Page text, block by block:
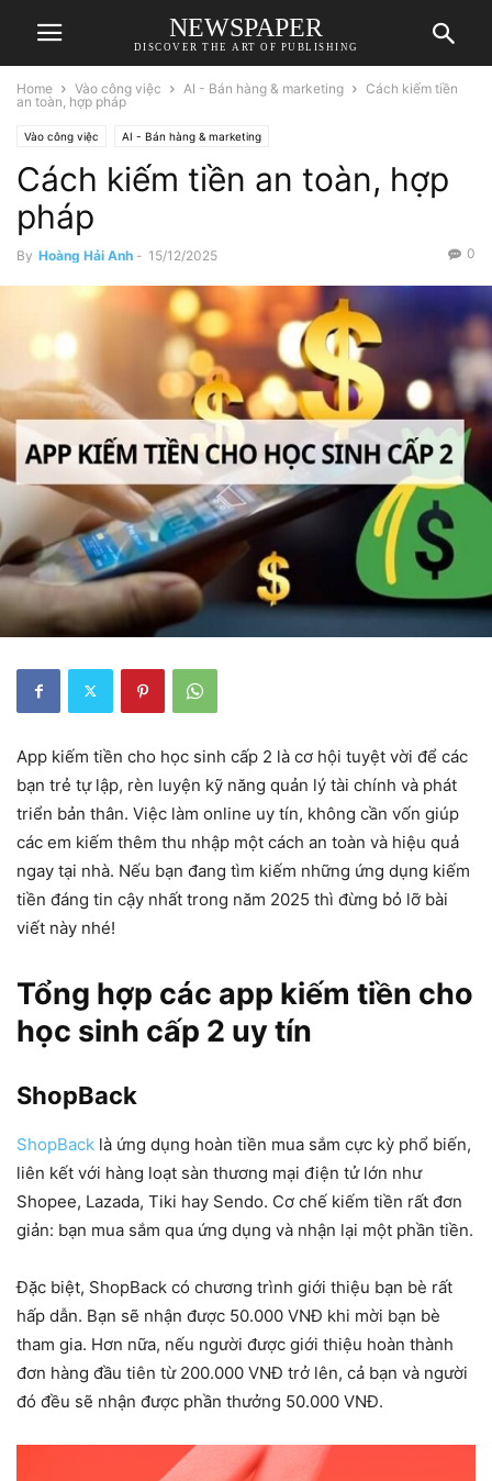
NEWSPAPER
DISCOVER THE ART OF PUBLISHING
Home Vào công việc AI - Bán hàng & marketing
Cách kiếm tiền
an toàn, hợp pháp
Vào công việc AI - Bán hàng & marketing
Cách kiếm tiền an toàn, hợp
pháp
By Hoàng Hải Anh - 15/12/2025 0
App kiếm tiền cho học sinh cấp 2 là cơ hội tuyệt vời để các
bạn trẻ tự lập, rèn luyện kỹ năng quản lý tài chính và phát
triển bản thân. Việc làm online uy tín, không cần vốn giúp
các em kiếm thêm thu nhập một cách an toàn và hiệu quả
ngay tại nhà. Nếu bạn đang tìm kiếm những ứng dụng kiếm
tiền đáng tin cậy nhất trong năm 2025 thì đừng bỏ lỡ bài
viết này nhé!
Tổng hợp các app kiếm tiền cho
học sinh cấp 2 uy tín
ShopBack
ShopBack là ứng dụng hoàn tiền mua sắm cực kỳ phổ biến,
liên kết với hàng loạt sàn thương mại điện tử lớn như
Shopee, Lazada, Tiki hay Sendo. Cơ chế kiếm tiền rất đơn
giản: bạn mua sắm qua ứng dụng và nhận lại một phần tiền.
Đặc biệt, ShopBack có chương trình giới thiệu bạn bè rất
hấp dẫn. Bạn sẽ nhận được 50.000 VNĐ khi mời bạn bè
tham gia. Hơn nữa, nếu người được giới thiệu hoàn thành
đơn hàng đầu tiên từ 200.000 VNĐ trở lên, cả bạn và người
đó đều sẽ nhận được phần thưởng 50.000 VNĐ.